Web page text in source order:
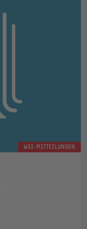
WSI-MITTEILUNGEN